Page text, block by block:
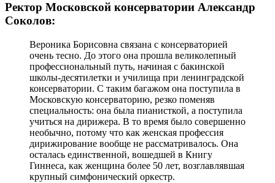
Ректор Московской консерватории Александр
Соколов:
Вероника Борисовна связана с консерваторией
очень тесно. До этого она прошла великолепный
профессиональный путь, начиная с бакинской
школы-десятилетки и училища при ленинградской
консерватории. С таким багажом она поступила в
Московскую консерваторию, резко поменяв
специальность: она была пианисткой, а поступила
учиться на дирижера. В то время было совершенно
необычно, потому что как женская профессия
дирижирование вообще не рассматривалось. Она
осталась единственной, вошедшей в Книгу
Гиннеса, как женщина более 50 лет, возглавлявшая
крупный симфонический оркестр.